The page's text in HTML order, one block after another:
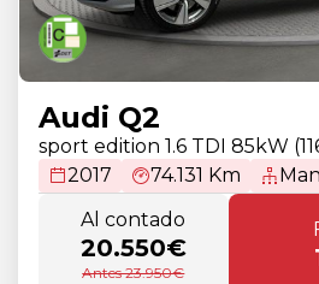
Audi Q2
sport edition 1.6 TDI 85kW
2017
74.131 Km
Al contado
20.550€
Antes 23.950€